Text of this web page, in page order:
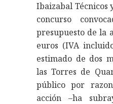
Ibaizabal Técnicos
concurso
presupuesto de la
euros (IVA
estimado de dos
las Torres de
público por
acción –ha